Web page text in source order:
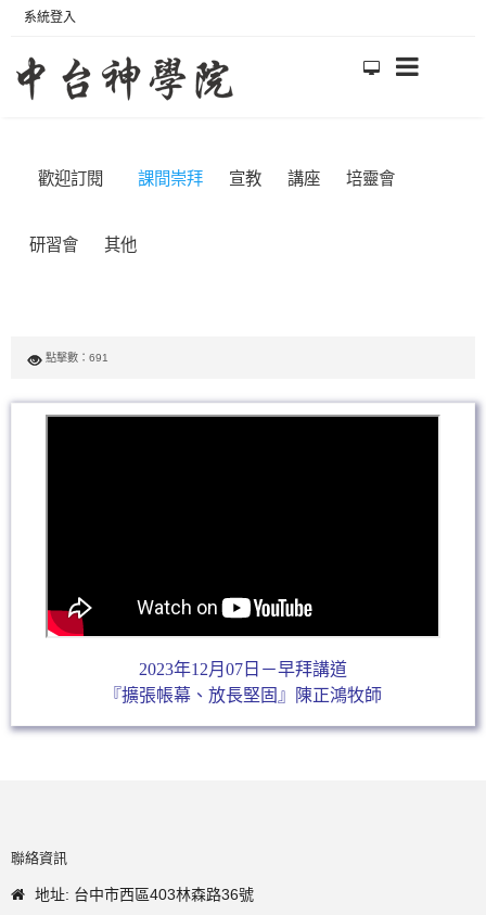
系統登入
歡迎訂閱 課間崇拜 宣教 講座 培靈會
研習會 其他
點擊數：691
2023年12月07日－早拜講道
『擴張帳幕、放長堅固』陳正鴻牧師
聯絡資訊
地址: 台中市西區403林森路36號